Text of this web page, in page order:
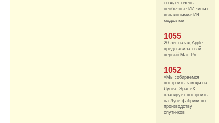
создаёт очень
необычные ИИ-чипы с
«впаянными» ИИ-
моделями
1055
20 лет назад Apple
представила свой
первый Mac Pro
1052
«Мы собираемся
построить заводы на
Луне». SpaceX
планирует построить
на Луне фабрики по
производству
спутников